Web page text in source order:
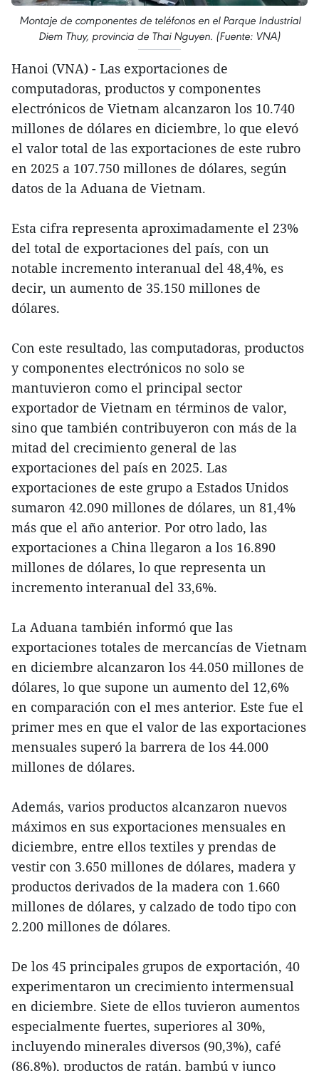
Montaje de componentes de teléfonos en el Parque Industrial
Diem Thuy, provincia de Thai Nguyen. (Fuente: VNA)
Hanoi (VNA) - Las exportaciones de
computadoras, productos y componentes
electrónicos de Vietnam alcanzaron los 10.740
millones de dólares en diciembre, lo que elevó
el valor total de las exportaciones de este rubro
en 2025 a 107.750 millones de dólares, según
datos de la Aduana de Vietnam.
Esta cifra representa aproximadamente el 23%
del total de exportaciones del país, con un
notable incremento interanual del 48,4%, es
decir, un aumento de 35.150 millones de
dólares.
Con este resultado, las computadoras, productos
y componentes electrónicos no solo se
mantuvieron como el principal sector
exportador de Vietnam en términos de valor,
sino que también contribuyeron con más de la
mitad del crecimiento general de las
exportaciones del país en 2025. Las
exportaciones de este grupo a Estados Unidos
sumaron 42.090 millones de dólares, un 81,4%
más que el año anterior. Por otro lado, las
exportaciones a China llegaron a los 16.890
millones de dólares, lo que representa un
incremento interanual del 33,6%.
La Aduana también informó que las
exportaciones totales de mercancías de Vietnam
en diciembre alcanzaron los 44.050 millones de
dólares, lo que supone un aumento del 12,6%
en comparación con el mes anterior. Este fue el
primer mes en que el valor de las exportaciones
mensuales superó la barrera de los 44.000
millones de dólares.
Además, varios productos alcanzaron nuevos
máximos en sus exportaciones mensuales en
diciembre, entre ellos textiles y prendas de
vestir con 3.650 millones de dólares, madera y
productos derivados de la madera con 1.660
millones de dólares, y calzado de todo tipo con
2.200 millones de dólares.
De los 45 principales grupos de exportación, 40
experimentaron un crecimiento intermensual
en diciembre. Siete de ellos tuvieron aumentos
especialmente fuertes, superiores al 30%,
incluyendo minerales diversos (90,3%), café
(86,8%), productos de ratán, bambú y junco